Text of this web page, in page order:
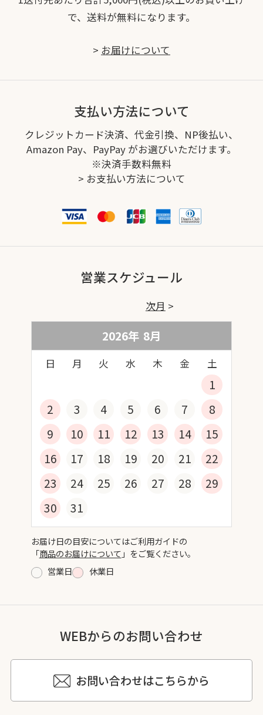
で、送料が無料になります。
> お届けについて
支払い方法について
クレジットカード決済、代金引換、NP後払い、
Amazon Pay、PayPay がお選びいただけます。
※決済手数料無料
> お支払い方法について
営業スケジュール
2026年 8月
日 月 火 水 木 金 土
1
2
3 4 5 6 7
8
9
10 11 12 13 14
15
16
17 18 19 20 21
22
23
24 25 26 27 28
29
30
31
次月
お届け日の目安についてはご利用ガイドの
「商品のお届けについて 」をご覧ください。
営業日
休業日
WEBからのお問い合わせ
お問い合わせはこちらから